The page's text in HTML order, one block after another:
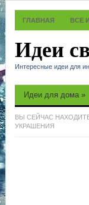
ГЛАВНАЯ ВСЕ
Идеи
Интересные идеи для
Идеи для дома »
ВЫ СЕЙЧАС
УКРАШЕНИЯ